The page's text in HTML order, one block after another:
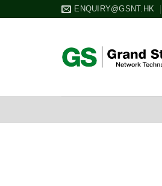
ENQUIRY@GSNT.HK